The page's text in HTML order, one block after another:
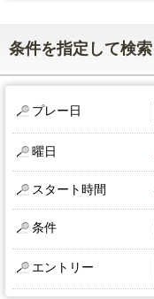
条件を指定して検索
プレー日
曜日
スタート時間
条件
エントリー